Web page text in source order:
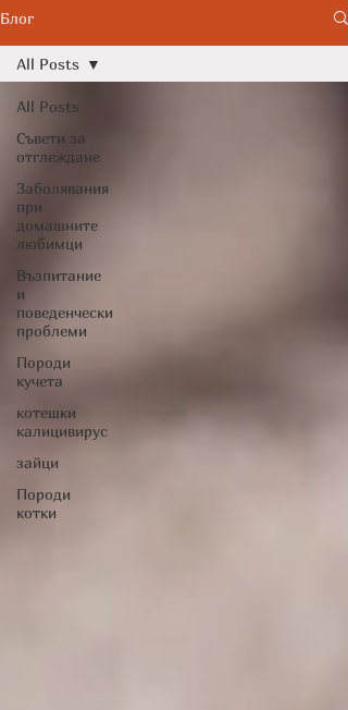
Блог
All Posts
Съвети за
отглеждане
Заболявания
при
домашните
любимци
Възпитание
и
поведенчески
проблеми
Породи
кучета
котешки
калицивирус
зайци
Породи
котки
All Posts